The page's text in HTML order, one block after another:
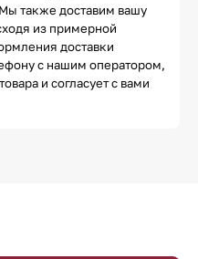
также доставим вашу
из примерной
доставки
с нашим оператором,
и согласует с вами